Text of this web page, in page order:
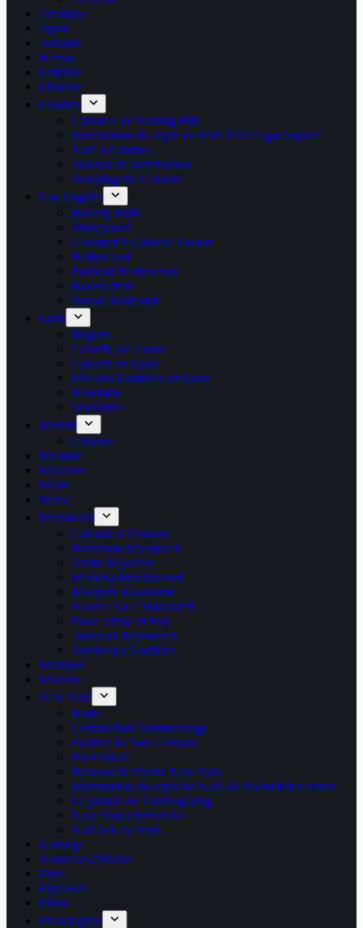
Jamaïque
Japon
Jordanie
Kenya
Lettonie
Lituanie
Londres
Carnaval de Notting Hill
Illumination du sapin de Noël à Trafalgar Square
Noël à Londres
Tournoi de Wimbledon
Trooping the Colours
Los Angeles
Beverly Hills
Disneyland
Grauman’s Chinese Theatre
Hollywood
Panneau Hollywood
Rodeo drive
Sunset boulevard
Lyon
Bugnes
Cervelle de Canut
Coussin de Lyon
Fête des Lumières de Lyon
Matefaim
Quenelles
Madrid
Churros
Malaisie
Maldives
Malte
Maroc
Marrakech
Cascade d’Ouzoud
Hammam Marrakech
Jardin Majorelle
Medersa Ben Youssef
Mosquée Koutoubia
Nouvel An à Marrakech
Place Jemaa el Fna
Souks de Marrakech
Tombeaux Saadiens
Mexique
Moscou
New York
Bialy
Central Park Summerstage
Festival de San Gennaro
Fleet Week
Halloween Parade New York
Illumination du sapin de Noël du Rockefeller center
La parade de Thanksgiving
New York cheesecake
Noël à New York
Norvège
Nouvelle-Zélande
Paris
Pays-Bas
Pérou
Philadelphie